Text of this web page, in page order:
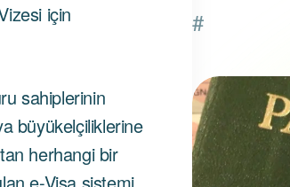
için
sahiplerinin
büyükelçiliklerine
herhangi bir
#
21 Nisan 2025